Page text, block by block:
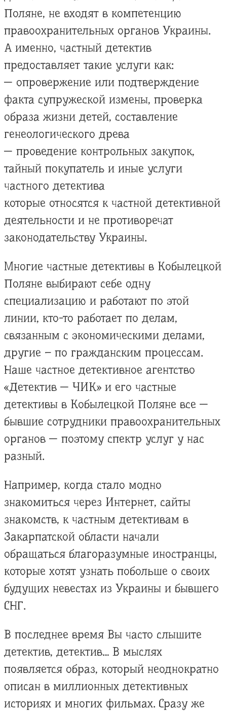
Поляне, не входят в компетенцию
правоохранительных органов Украины.
А именно, частный детектив
предоставляет такие услуги как:
— опровержение или подтверждение
факта супружеской измены, проверка
образа жизни детей, составление
генеологического древа
— проведение контрольных закупок,
тайный покупатель и иные услуги
частного детектива
которые относятся к частной детективной
деятельности и не противоречат
законодательству Украины.
Многие частные детективы в Кобылецкой
Поляне выбирают себе одну
специализацию и работают по этой
линии, кто-то работает по делам,
связанным с экономическими делами,
другие – по гражданским процессам.
Наше частное детективное агентство
«Детектив — ЧИК» и его частные
детективы в Кобылецкой Поляне все —
бывшие сотрудники правоохранительных
органов — поэтому спектр услуг у нас
разный.
Например, когда стало модно
знакомиться через Интернет, сайты
знакомств, к частным детективам в
Закарпатской области начали
обращаться благоразумные иностранцы,
которые хотят узнать побольше о своих
будущих невестах из Украины и бывшего
СНГ.
В последнее время Вы часто слышите
детектив, детектив… В мыслях
появляется образ, который неоднократно
описан в миллионных детективных
историях и многих фильмах. Сразу же